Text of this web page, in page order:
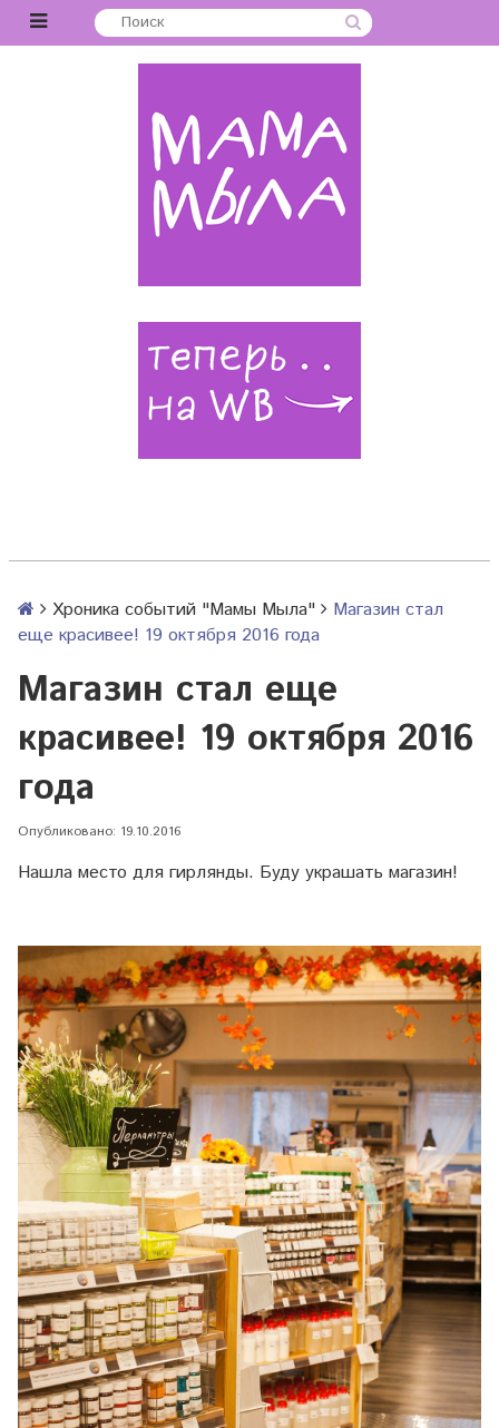
Хроника событий "Мамы Мыла"
Магазин стал
еще красивее! 19 октября 2016 года
Магазин стал еще
красивее! 19 октября 2016
года
Опубликовано: 19.10.2016
Нашла место для гирлянды. Буду украшать магазин!